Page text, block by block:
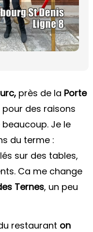
près de la Porte
pour des raisons
Je le
du terme :
sur des tables,
Ca me change
Ternes, un peu
restaurant on